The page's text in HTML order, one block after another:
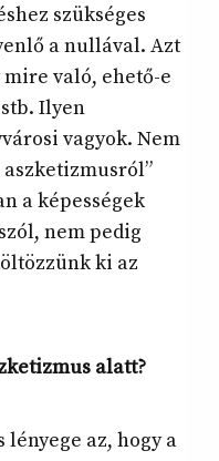
szükséges
a nullával. Azt
való, ehető-e
Ilyen
vagyok. Nem
a képességek
nem pedig
ki az
alatt?
lényege az, hogy a